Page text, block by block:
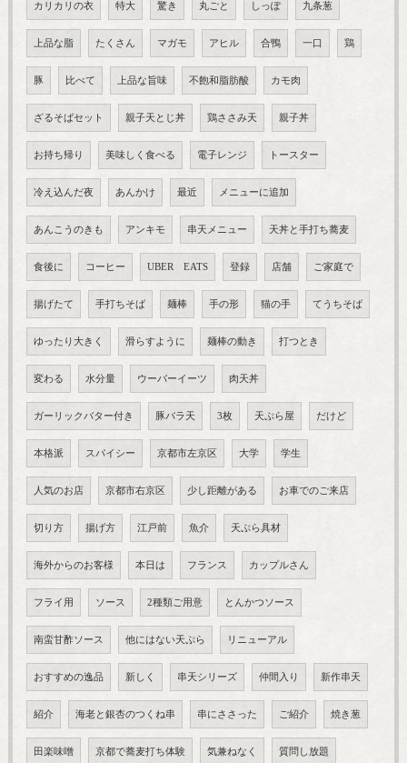
カリカリの衣 特大 驚き 丸ごと しっぽ 九条葱
上品な脂 たくさん マガモ アヒル 合鴨 一口 鶏
豚 比べて 上品な旨味 不飽和脂肪酸 カモ肉
ざるそばセット 親子天とじ丼 鶏ささみ天 親子丼
お持ち帰り 美味しく食べる 電子レンジ トースター
冷え込んだ夜 あんかけ 最近 メニューに追加
あんこうのきも アンキモ 串天メニュー 天丼と手打ち蕎麦
食後に コーヒー UBER EATS 登録 店舗 ご家庭で
揚げたて 手打ちそば 麺棒 手の形 猫の手 てうちそば
ゆったり大きく 滑らすように 麺棒の動き 打つとき
変わる 水分量 ウーバーイーツ 肉天丼
ガーリックバター付き 豚バラ天 3枚 天ぷら屋 だけど
本格派 スパイシー 京都市左京区 大学 学生
人気のお店 京都市右京区 少し距離がある お車でのご来店
切り方 揚げ方 江戸前 魚介 天ぷら具材
海外からのお客様 本日は フランス カップルさん
フライ用 ソース 2種類ご用意 とんかつソース
南蛮甘酢ソース 他にはない天ぷら リニューアル
おすすめの逸品 新しく 串天シリーズ 仲間入り 新作串天
紹介 海老と銀杏のつくね串 串にささった ご紹介 焼き葱
田楽味噌 京都で蕎麦打ち体験 気兼ねなく 質問し放題